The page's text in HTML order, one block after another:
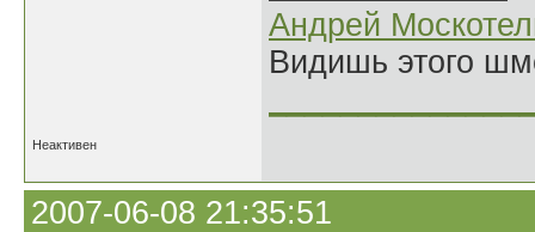
Андрей
Видишь этого
Неактивен
2007-06-08 21:35:51